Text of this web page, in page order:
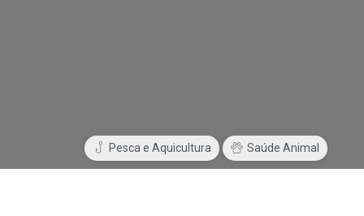
Pesca e Aquicultura Saúde Animal